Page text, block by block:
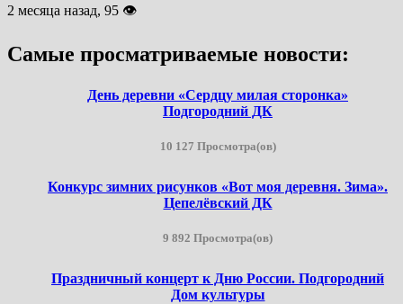
2 месяца назад, 95 👁
Самые просматриваемые новости:
День деревни «Сердцу милая сторонка»
Подгородний ДК
10 127 Просмотра(ов)
Конкурс зимних рисунков «Вот моя деревня. Зима».
Цепелёвский ДК
9 892 Просмотра(ов)
Праздничный концерт к Дню России. Подгородний
Дом культуры